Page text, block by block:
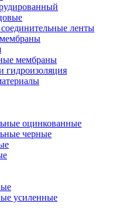
ленты
мембраны
гидроизоляция
оцинкованные
черные
усиленные